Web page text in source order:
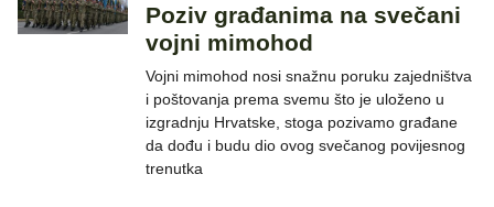
Poziv građanima na svečani
vojni mimohod
Vojni mimohod nosi snažnu poruku zajedništva
i poštovanja prema svemu što je uloženo u
izgradnju Hrvatske, stoga pozivamo građane
da dođu i budu dio ovog svečanog povijesnog
trenutka